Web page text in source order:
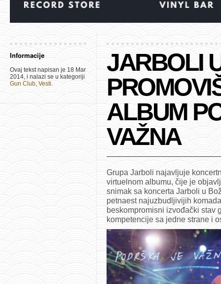
Informacije
Ovaj tekst napisan je 18 Mar
2014, i nalazi se u kategoriji
Gun Club, Vesti.
JARBOLI
ALBUM
VAŽNA
Grupa Jarboli najavljuje
virtuelnom albumu, čije je
snimak sa koncerta Jarboli u
petnaest najuzbudljivijih
beskompromisni izvođački stav
kompetencije sa jedne strane i